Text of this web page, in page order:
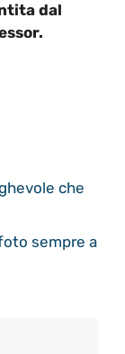
dal
che
sempre a